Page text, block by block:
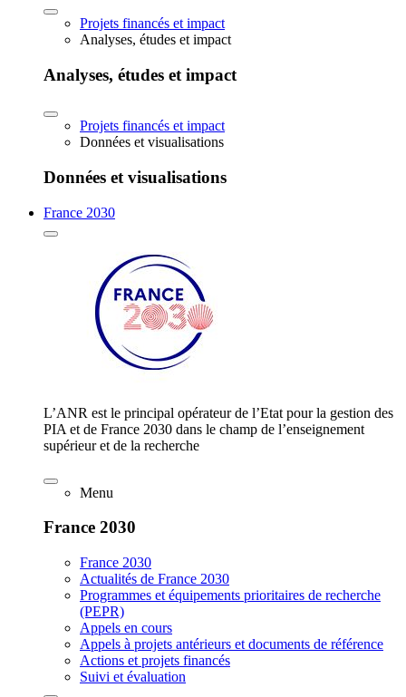
Projets financés et impact
Analyses, études et impact
Analyses, études et impact
Projets financés et impact
Données et visualisations
Données et visualisations
France 2030
L’ANR est le principal opérateur de l’Etat pour la gestion des
PIA et de France 2030 dans le champ de l’enseignement
supérieur et de la recherche
Menu
France 2030
France 2030
Actualités de France 2030
Programmes et équipements prioritaires de recherche
(PEPR)
Appels en cours
Appels à projets antérieurs et documents de référence
Actions et projets financés
Suivi et évaluation